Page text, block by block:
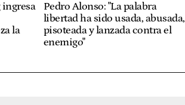
la
Pedro Alonso: "La palabra
libertad ha sido usada, abusada,
pisoteada y lanzada contra el
enemigo"